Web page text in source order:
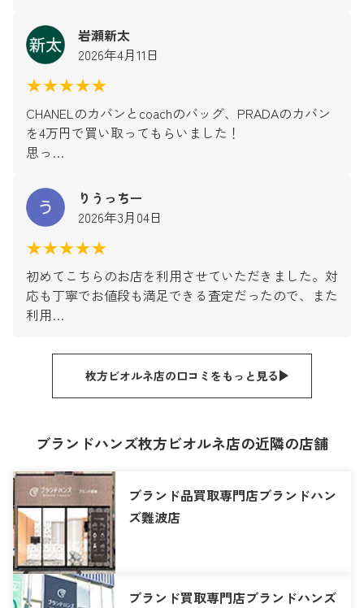
岩瀬新太
2026年4月11日
★★★★★
CHANELのカバンとcoachのバッグ、PRADAのカバン
を4万円で買い取ってもらいました！
思っ…
りうっちー
2026年3月04日
★★★★★
初めてこちらのお店を利用させていただきました。対
応も丁寧でお値段も満足できる査定だったので、また
利用…
枚方ビオルネ店の口コミをもっと見る
ブランドハンズ枚方ビオルネ店の近隣の店舗
ブランド品買取専門店ブランドハン
ズ難波店
ブランド買取専門店ブランドハンズ